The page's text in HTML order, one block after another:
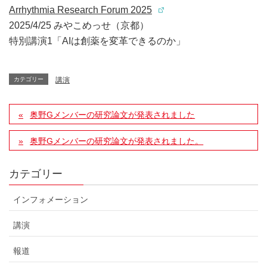
Arrhythmia Research Forum 2025
2025/4/25 みやこめっせ（京都）
特別講演1「AIは創薬を変革できるのか」
カテゴリー 講演
奥野Gメンバーの研究論文が発表されました
奥野Gメンバーの研究論文が発表されました。
カテゴリー
インフォメーション
講演
報道